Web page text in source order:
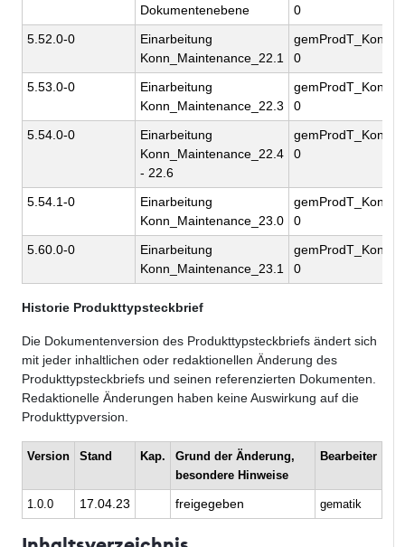
Dokumentenebene
0
5.52.0-0
Einarbeitung
Konn_Maintenance_22.1
0
5.53.0-0
Einarbeitung
Konn_Maintenance_22.3
0
5.54.0-0
Einarbeitung
Konn_Maintenance_22.4
- 22.6
0
5.54.1-0
Einarbeitung
Konn_Maintenance_23.0
0
5.60.0-0
Einarbeitung
Konn_Maintenance_23.1
0
Historie Produkttypsteckbrief
Die Dokumentenversion des Produkttypsteckbriefs ändert sich
mit jeder inhaltlichen oder redaktionellen Änderung des
Produkttypsteckbriefs und seinen referenzierten Dokumenten.
Redaktionelle Änderungen haben keine Auswirkung auf die
Produkttypversion.
Version Stand Kap.
Grund der Änderung,
besondere Hinweise
Bearbeiter
1.0.0 17.04.23 freigegeben gematik